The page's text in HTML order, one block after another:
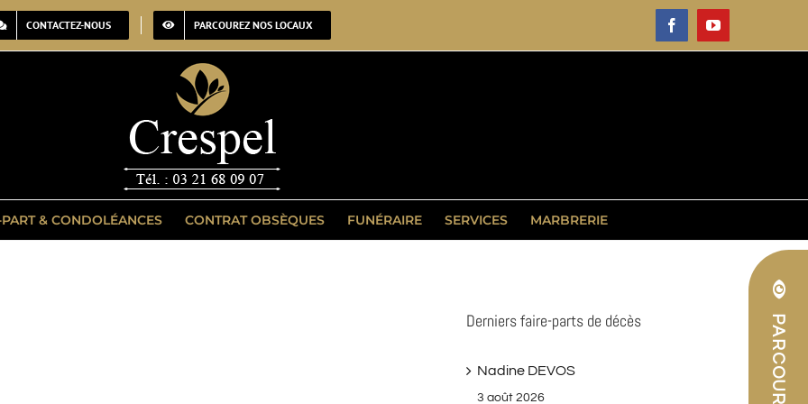
CONTACTEZ-NOUS PARCOUREZ NOS LOCAUX FacebookYouTube
& CONDOLÉANCES CONTRAT OBSÈQUES FUNÉRAIRE SERVICES MARBRERIE
Derniers faire-parts de décès
Nadine DEVOS
3 août 2026